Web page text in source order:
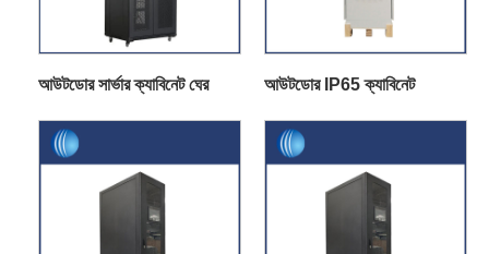
আউটডোর সার্ভার ক্যাবিনেট ঘের আউটডোর IP65 ক্যাবিনেট